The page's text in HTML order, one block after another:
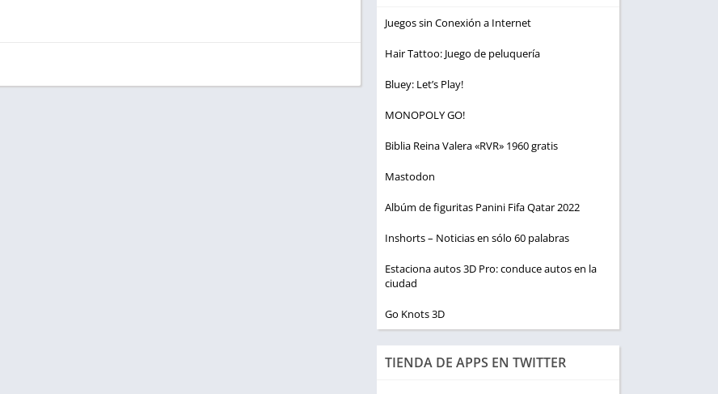
Juegos sin Conexión a Internet
Hair Tattoo: Juego de peluquería
Bluey: Let’s Play!
MONOPOLY GO!
Biblia Reina Valera «RVR» 1960 gratis
Mastodon
Albúm de figuritas Panini Fifa Qatar 2022
Inshorts – Noticias en sólo 60 palabras
Estaciona autos 3D Pro: conduce autos en la
ciudad
Go Knots 3D
TIENDA DE APPS EN TWITTER